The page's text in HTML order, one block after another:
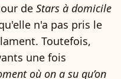
de Stars à domicile
n'a pas pris le
Toutefois,
une fois
où on a su qu’on